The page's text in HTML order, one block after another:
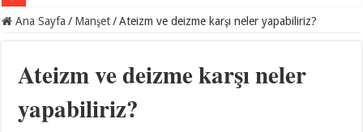
Ana Sayfa / Manşet / Ateizm ve deizme karşı neler yapabiliriz?
Ateizm ve deizme karşı neler
yapabiliriz?